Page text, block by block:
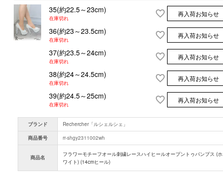
35(約22.5～23cm)
在庫切れ
再入荷お知らせ
36(約23～23.5cm)
在庫切れ
再入荷お知らせ
37(約23.5～24cm)
在庫切れ
再入荷お知らせ
38(約24～24.5cm)
在庫切れ
再入荷お知らせ
39(約24.5～25cm)
在庫切れ
再入荷お知らせ
ブランド
Rechercher「ルシェルシェ」
商品番号
rr-shgy2311002wh
商品名
フラワーモチーフオール刺繍レースハイヒールオープントゥパンプス (ホ
ワイト) (14cmヒール)